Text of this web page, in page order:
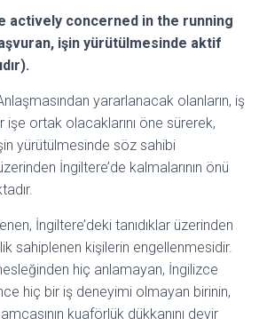
actively concerned in the running
işin yürütülmesinde aktif
yararlanacak olanların, iş
işe ortak olacaklarını öne sürerek,
yürütülmesinde söz sahibi
İngiltere’de kalmalarının önü
İngiltere’deki tanıdıklar üzerinden
sahiplenen kişilerin engellenmesidir.
hiç anlamayan, İngilizce
hiç bir iş deneyimi olmayan birinin,
kuaförlük dükkanını devir